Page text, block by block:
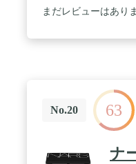
まだレビューはあり
No.20 63
ナ